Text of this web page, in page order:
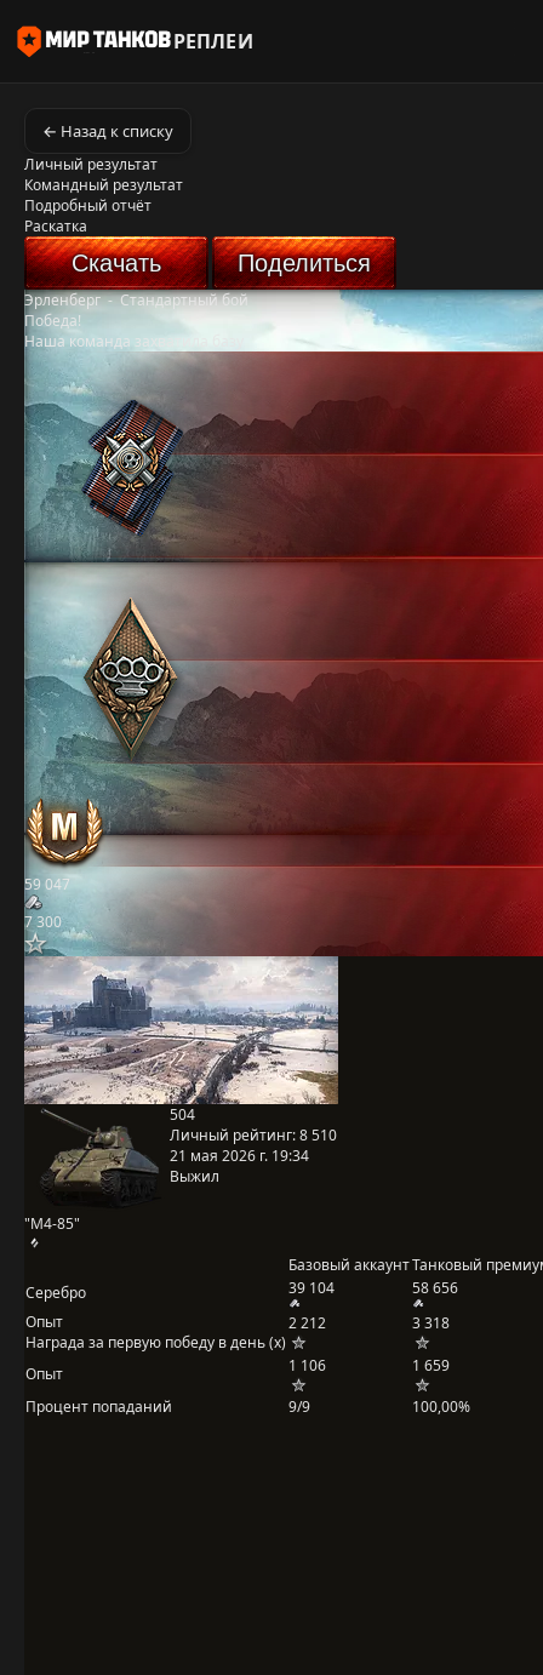
РЕПЛЕИ
← Назад к списку
Личный результат
Командный результат
Подробный отчёт
Раскатка
Скачать Поделиться
Эрленберг-Стандартный бой
Победа!
Наша команда захватила базу
59 047
7 300
"М4-85"
504
Личный рейтинг:8 510
21 мая 2026 г. 19:34
Выжил
Базовый аккаунтТанковый
Серебро
39 104
58 656
Опыт
Награда за первую победу в день (x)
2 212 3 318
Опыт 1 106
1 659
Процент попаданий
9/9 100,00%